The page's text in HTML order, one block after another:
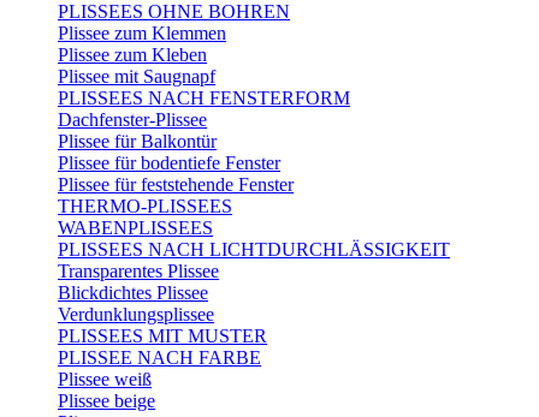
PLISSEES OHNE BOHREN
Plissee zum Klemmen
Plissee zum Kleben
Plissee mit Saugnapf
PLISSEES NACH FENSTERFORM
Dachfenster-Plissee
Plissee für Balkontür
Plissee für bodentiefe Fenster
Plissee für feststehende Fenster
THERMO-PLISSEES
WABENPLISSEES
PLISSEES NACH LICHTDURCHLÄSSIGKEIT
Transparentes Plissee
Blickdichtes Plissee
Verdunklungsplissee
PLISSEES MIT MUSTER
PLISSEE NACH FARBE
Plissee weiß
Plissee beige